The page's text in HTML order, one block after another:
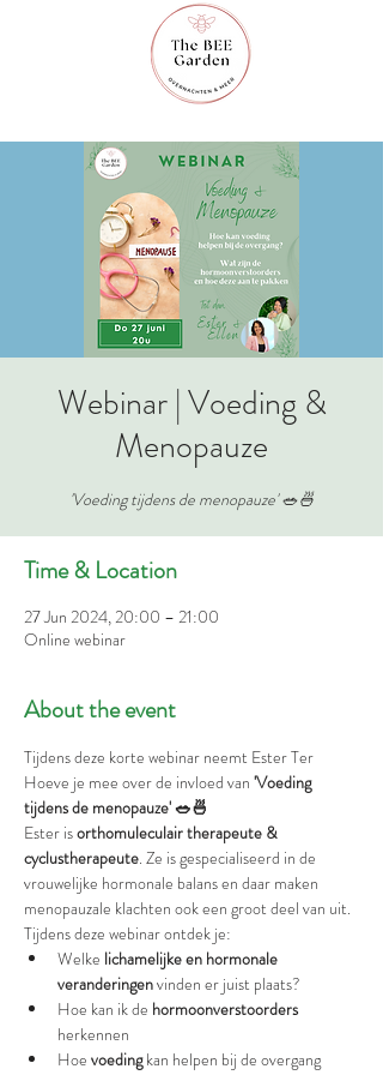
Webinar | Voeding &
Menopauze
'Voeding tijdens de menopauze' 🥗🍜
Time & Location
27 Jun 2024, 20:00 – 21:00
Online webinar
About the event
Tijdens deze korte webinar neemt Ester Ter
Hoeve je mee over de invloed van 'Voeding
tijdens de menopauze' 🥗🍜
Ester is orthomuleculair therapeute &
cyclustherapeute. Ze is gespecialiseerd in de
vrouwelijke hormonale balans en daar maken
menopauzale klachten ook een groot deel van uit.
Tijdens deze webinar ontdek je:
Welke lichamelijke en hormonale
veranderingen vinden er juist plaats?
Hoe kan ik de hormoonverstoorders
herkennen
Hoe voeding kan helpen bij de overgang